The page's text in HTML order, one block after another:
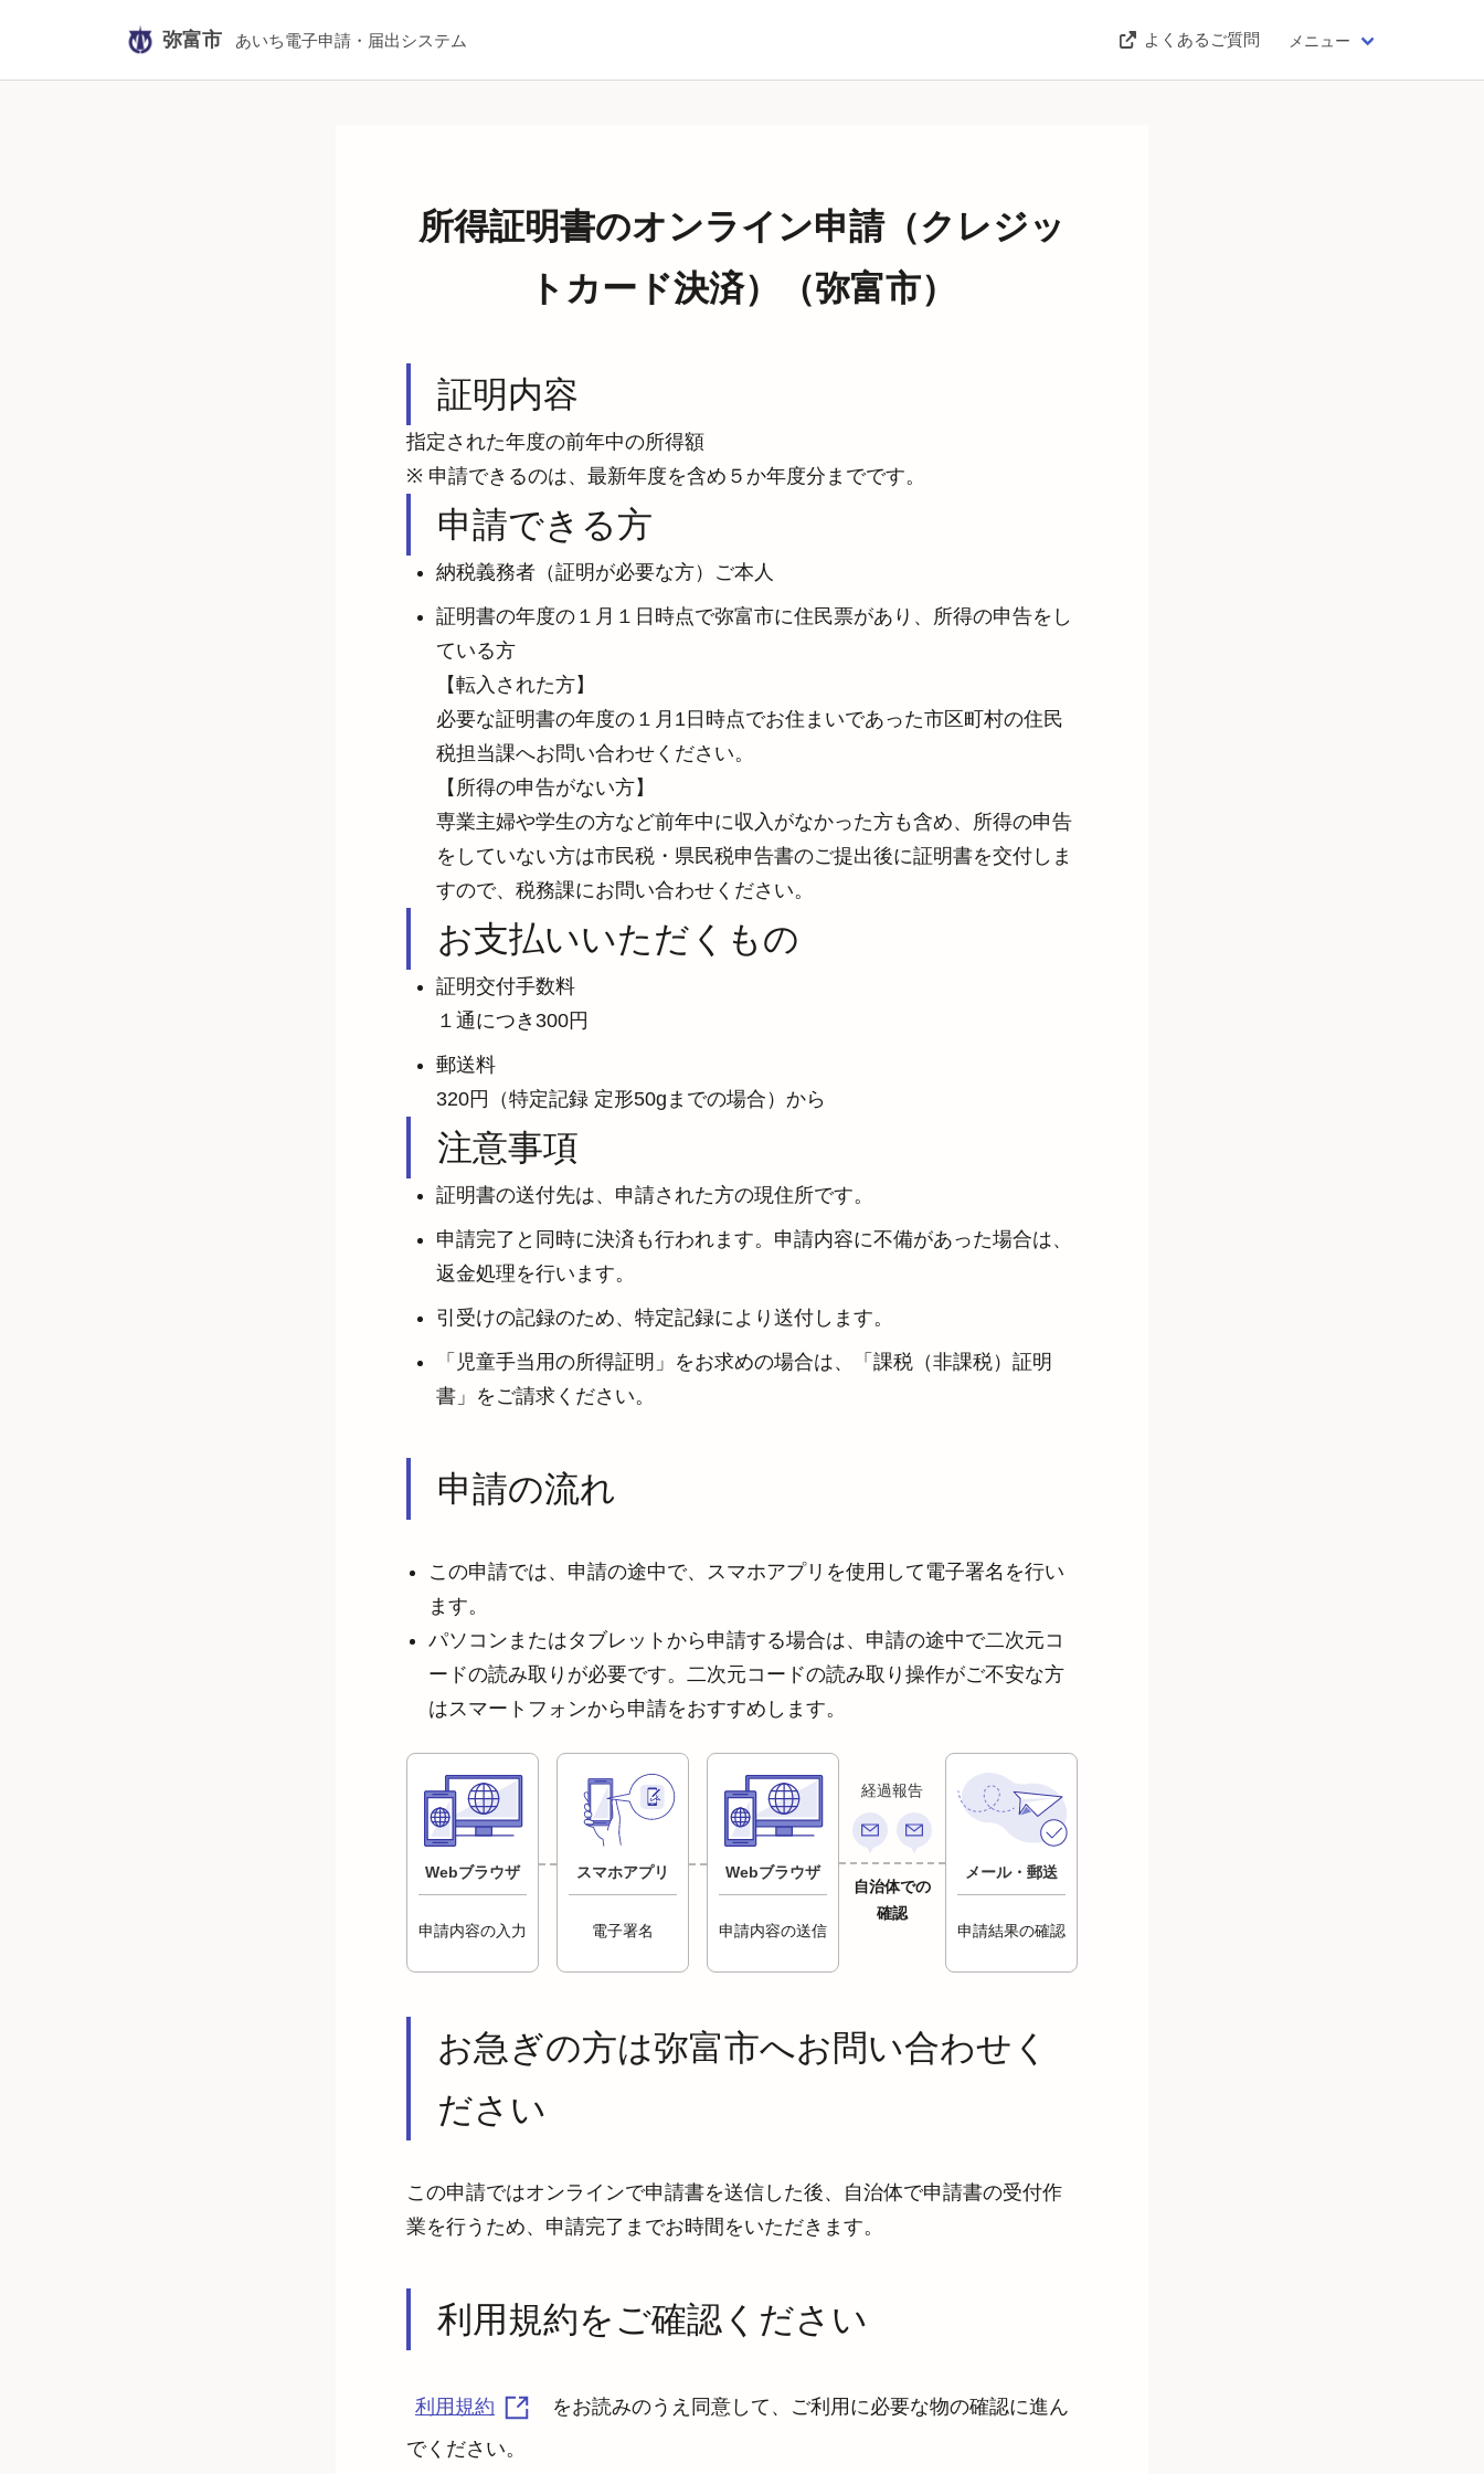
弥富市 あいち電子申請・届出システム よくあるご質問 メニュー
所得証明書のオンライン申請（クレジッ
トカード決済）（弥富市）
証明内容
指定された年度の前年中の所得額
※ 申請できるのは、最新年度を含め５か年度分までです。
申請できる方
納税義務者（証明が必要な方）ご本人
証明書の年度の１月１日時点で弥富市に住民票があり、所得の申告をし
ている方
【転入された方】
必要な証明書の年度の１月1日時点でお住まいであった市区町村の住民
税担当課へお問い合わせください。
【所得の申告がない方】
専業主婦や学生の方など前年中に収入がなかった方も含め、所得の申告
をしていない方は市民税・県民税申告書のご提出後に証明書を交付しま
すので、税務課にお問い合わせください。
お支払いいただくもの
証明交付手数料
１通につき300円
郵送料
320円（特定記録 定形50gまでの場合）から
注意事項
証明書の送付先は、申請された方の現住所です。
申請完了と同時に決済も行われます。申請内容に不備があった場合は、
返金処理を行います。
引受けの記録のため、特定記録により送付します。
「児童手当用の所得証明」をお求めの場合は、「課税（非課税）証明
書」をご請求ください。
申請の流れ
この申請では、申請の途中で、スマホアプリを使用して電子署名を行い
ます。
パソコンまたはタブレットから申請する場合は、申請の途中で二次元コ
ードの読み取りが必要です。二次元コードの読み取り操作がご不安な方
はスマートフォンから申請をおすすめします。
Webブラウザ
申請内容の入力
スマホアプリ
電子署名
Webブラウザ
申請内容の送信
経過報告
自治体での
確認
メール・郵送
申請結果の確認
お急ぎの方は弥富市へお問い合わせく
ださい
この申請ではオンラインで申請書を送信した後、自治体で申請書の受付作
業を行うため、申請完了までお時間をいただきます。
利用規約をご確認ください
利用規約
をお読みのうえ同意して、ご利用に必要な物の確認に進ん
でください。